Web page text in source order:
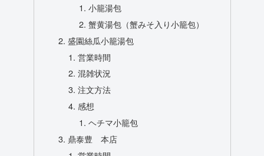
小籠湯包
蟹黄湯包（蟹みそ入り小籠包）
盛園絲瓜小籠湯包
営業時間
混雑状況
注文方法
感想
ヘチマ小籠包
鼎泰豊 本店